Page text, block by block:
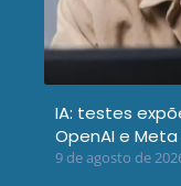
IA: testes
OpenAI e
9 de agosto de